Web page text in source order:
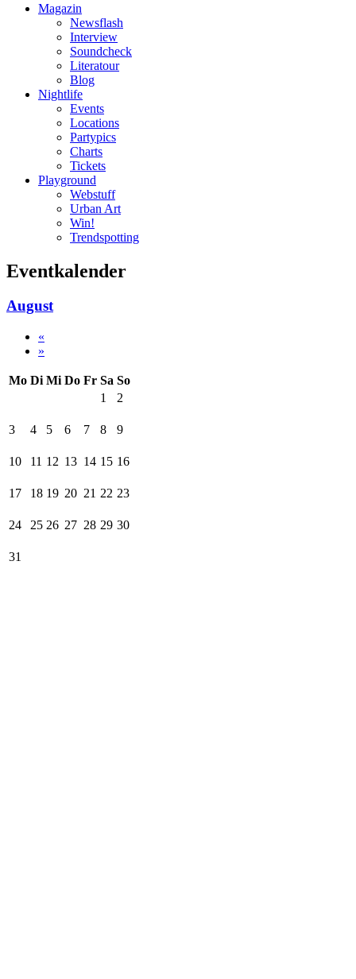
Magazin
Newsflash
Interview
Soundcheck
Literatour
Blog
Nightlife
Events
Locations
Partypics
Charts
Tickets
Playground
Webstuff
Urban Art
Win!
Trendspotting
Eventkalender
August
«
»
Mo Di Mi Do Fr Sa So
1
2
3 4 5 6 7 8 9
10 11 12 13 14 15 16
17 18 19 20 21 22 23
24 25 26 27 28 29 30
31